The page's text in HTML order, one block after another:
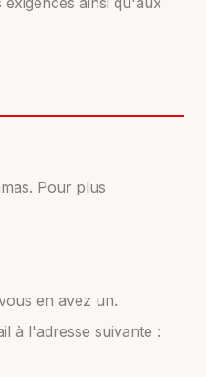
Pour plus
en avez un.
à l'adresse suivante :